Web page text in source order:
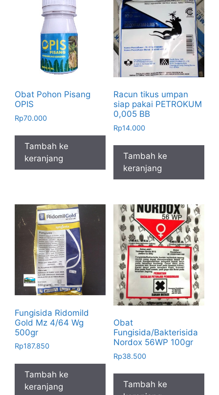
Obat Pohon Pisang
OPIS
Rp70.000
Tambah ke
keranjang
Racun tikus umpan
siap pakai PETROKUM
0,005 BB
Rp14.000
Tambah ke
keranjang
Fungisida Ridomild
Gold Mz 4/64 Wg
500gr
Rp187.850
Tambah ke
keranjang
Obat
Fungisida/Bakterisida
Nordox 56WP 100gr
Rp38.500
Tambah ke